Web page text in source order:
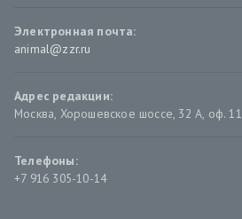
Электронная почта:
animal@zzr.ru
Адрес редакции:
Москва, Хорошевское шоссе, 32 А, оф. 11
Телефоны:
+7 916 305-10-14